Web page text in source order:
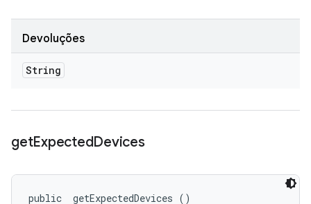
Devoluções
String
getExpectedDevices
public getExpectedDevices ()